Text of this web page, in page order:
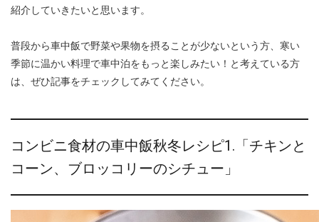
紹介していきたいと思います。
普段から車中飯で野菜や果物を摂ることが少ないという方、寒い
季節に温かい料理で車中泊をもっと楽しみたい！と考えている方
は、ぜひ記事をチェックしてみてください。
コンビニ食材の車中飯秋冬レシピ1.「チキンと
コーン、ブロッコリーのシチュー」